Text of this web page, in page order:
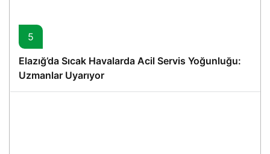
5
Elazığ’da Sıcak Havalarda Acil Servis Yoğunluğu:
Uzmanlar Uyarıyor